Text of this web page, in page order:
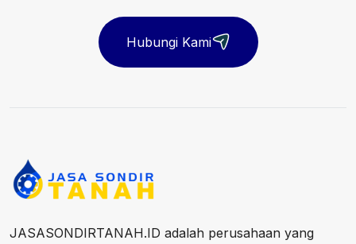
Hubungi Kami
JASASONDIRTANAH.ID adalah perusahaan yang